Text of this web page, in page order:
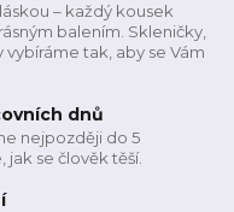
– každý kousek
balením. Skleničky,
tak, aby se Vám
dnů
nejpozději do 5
se člověk těší.